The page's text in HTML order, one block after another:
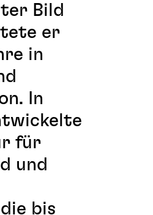
Bild
er
in
In
für
und
bis